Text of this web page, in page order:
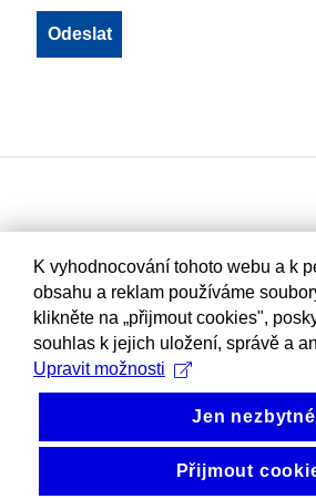
K vyhodnocování tohoto webu a k
obsahu a reklam používáme
klikněte na „přijmout cookies",
souhlas k jejich uložení, správě a
Upravit možnosti
Jen nezbytné
Přijmout